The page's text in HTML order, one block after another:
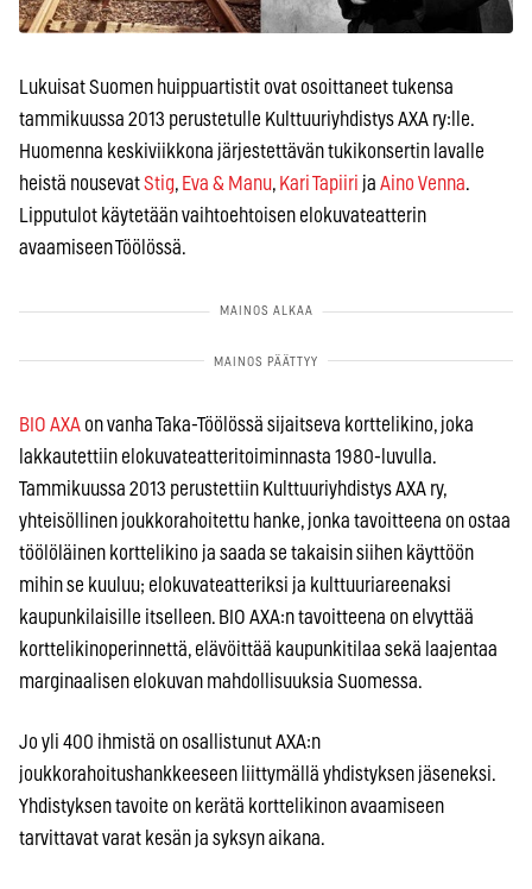
Lukuisat Suomen huippuartistit ovat osoittaneet tukensa
tammikuussa 2013 perustetulle Kulttuuriyhdistys AXA ry:lle.
Huomenna keskiviikkona järjestettävän tukikonsertin lavalle
heistä nousevatStig, Eva & Manu, Kari Tapiiri ja Aino Venna.
Lipputulot käytetään vaihtoehtoisen elokuvateatterin
avaamiseen Töölössä.
BIO AXA on vanha Taka-Töölössä sijaitseva korttelikino, joka
lakkautettiin elokuvateatteritoiminnasta 1980-luvulla.
Tammikuussa 2013 perustettiin Kulttuuriyhdistys AXA ry,
yhteisöllinen joukkorahoitettu hanke, jonka tavoitteena on ostaa
töölöläinen korttelikino ja saada se takaisin siihen käyttöön
mihin se kuuluu; elokuvateatteriksi ja kulttuuriareenaksi
kaupunkilaisille itselleen. BIO AXA:n tavoitteena on elvyttää
korttelikinoperinnettä, elävöittää kaupunkitilaa sekä laajentaa
marginaalisen elokuvan mahdollisuuksia Suomessa.
Jo yli 400 ihmistä on osallistunut AXA:n
joukkorahoitushankkeeseen liittymällä yhdistyksen jäseneksi.
Yhdistyksen tavoite on kerätä korttelikinon avaamiseen
tarvittavat varat kesän ja syksyn aikana.